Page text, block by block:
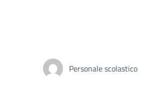
Personale scolastico